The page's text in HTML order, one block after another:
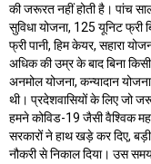
की जरूरत नहीं होती है। पांच
सुविधा योजना, 125 यूनिट फ्री
फ्री पानी, हिम केयर, सहारा
अधिक की उम्र के बाद बिना
अनमोल योजना, कन्यादान
थी। प्रदेशवासियों के लिए जो
हमने कोविड-19 जैसी वैश्विक
सरकारों ने हाथ खड़े कर दिए,
नौकरी से निकाल दिया। उस समय